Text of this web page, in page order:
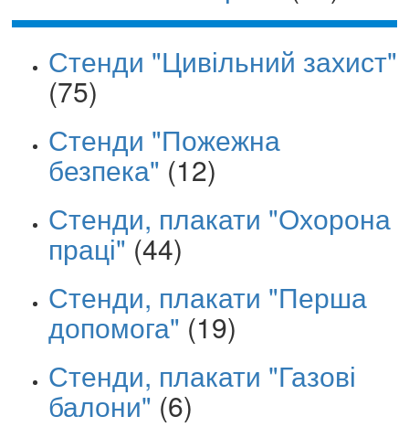
Стенди "Цивільний захист"
(75)
Стенди "Пожежна
безпека" (12)
Стенди, плакати "Охорона
праці" (44)
Стенди, плакати "Перша
допомога" (19)
Стенди, плакати "Газові
балони" (6)